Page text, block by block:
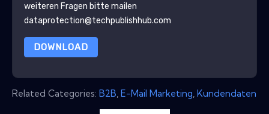
weiteren Fragen bitte mailen
dataprotection@techpublishhub.com
DOWNLOAD
Related Categories: B2B E-Mail Marketing Kundendaten